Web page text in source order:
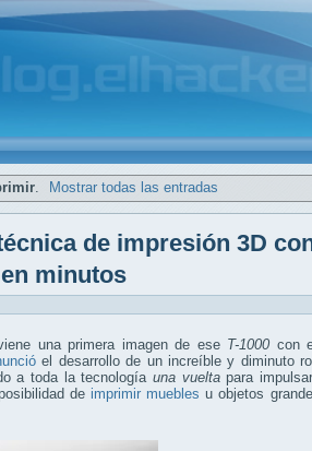
. Mostrar todas las entradas
de impresión 3D
minutos
una primera imagen de ese T-1000 con
el desarrollo de un increíble y diminuto
a toda la tecnología una vueltapara
de imprimir muebles u objetos